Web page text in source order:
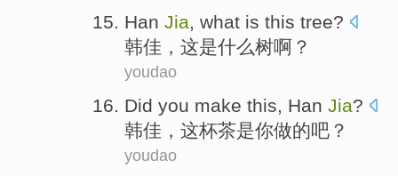
Han Jia, what is this tree?
韩佳 ， 这是什么树啊？
youdao
Did you make this, Han Jia?
韩佳 ， 这杯茶是你做的吧？
youdao